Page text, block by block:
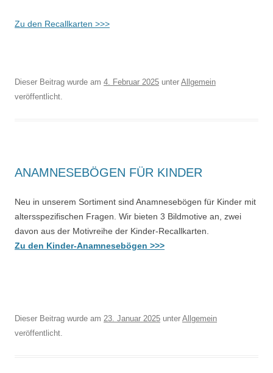
Zu den Recallkarten >>>
Dieser Beitrag wurde am 4. Februar 2025 unter Allgemein
veröffentlicht.
ANAMNESEBÖGEN FÜR KINDER
Neu in unserem Sortiment sind Anamnesebögen für Kinder mit
altersspezifischen Fragen. Wir bieten 3 Bildmotive an, zwei
davon aus der Motivreihe der Kinder-Recallkarten.
Zu den Kinder-Anamnesebögen >>>
Dieser Beitrag wurde am 23. Januar 2025 unter Allgemein
veröffentlicht.